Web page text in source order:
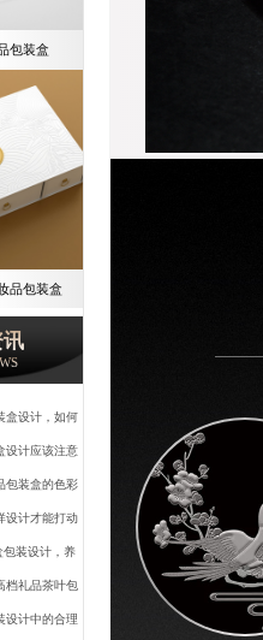
包装盒
品包装盒
盒设计，如何
呢？—樱美包
设计应该注意
包装
包装盒的色彩
设计才能打动
包装设计，养
美包装
档礼品茶叶包
包装】
设计中的合理